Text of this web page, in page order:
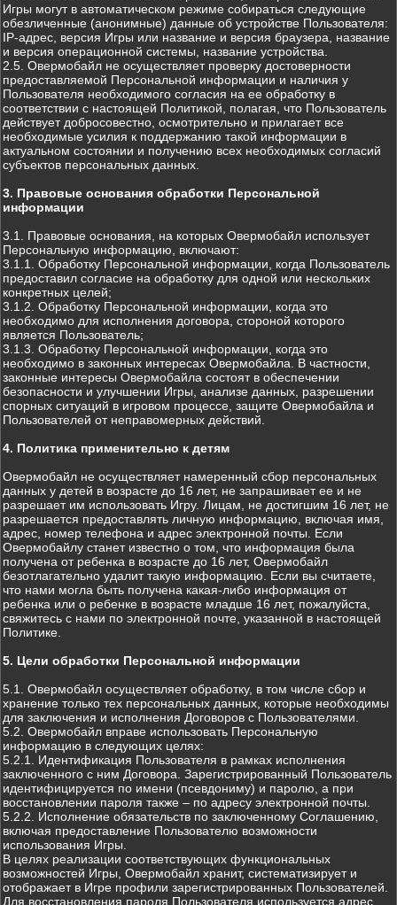
Игры могут в автоматическом режиме собираться следующие
обезличенные (анонимные) данные об устройстве Пользователя:
IP-адрес, версия Игры или название и версия браузера, название
и версия операционной системы, название устройства.
2.5. Овермобайл не осуществляет проверку достоверности
предоставляемой Персональной информации и наличия у
Пользователя необходимого согласия на ее обработку в
соответствии с настоящей Политикой, полагая, что Пользователь
действует добросовестно, осмотрительно и прилагает все
необходимые усилия к поддержанию такой информации в
актуальном состоянии и получению всех необходимых согласий
субъектов персональных данных.
3. Правовые основания обработки Персональной
информации
3.1. Правовые основания, на которых Овермобайл использует
Персональную информацию, включают:
3.1.1. Обработку Персональной информации, когда Пользователь
предоставил согласие на обработку для одной или нескольких
конкретных целей;
3.1.2. Обработку Персональной информации, когда это
необходимо для исполнения договора, стороной которого
является Пользователь;
3.1.3. Обработку Персональной информации, когда это
необходимо в законных интересах Овермобайла. В частности,
законные интересы Овермобайла состоят в обеспечении
безопасности и улучшении Игры, анализе данных, разрешении
спорных ситуаций в игровом процессе, защите Овермобайла и
Пользователей от неправомерных действий.
4. Политика применительно к детям
Овермобайл не осуществляет намеренный сбор персональных
данных у детей в возрасте до 16 лет, не запрашивает ее и не
разрешает им использовать Игру. Лицам, не достигшим 16 лет, не
разрешается предоставлять личную информацию, включая имя,
адрес, номер телефона и адрес электронной почты. Если
Овермобайлу станет известно о том, что информация была
получена от ребенка в возрасте до 16 лет, Овермобайл
безотлагательно удалит такую информацию. Если вы считаете,
что нами могла быть получена какая-либо информация от
ребенка или о ребенке в возрасте младше 16 лет, пожалуйста,
свяжитесь с нами по электронной почте, указанной в настоящей
Политике.
5. Цели обработки Персональной информации
5.1. Овермобайл осуществляет обработку, в том числе сбор и
хранение только тех персональных данных, которые необходимы
для заключения и исполнения Договоров с Пользователями.
5.2. Овермобайл вправе использовать Персональную
информацию в следующих целях:
5.2.1. Идентификация Пользователя в рамках исполнения
заключенного с ним Договора. Зарегистрированный Пользователь
идентифицируется по имени (псевдониму) и паролю, а при
восстановлении пароля также – по адресу электронной почты.
5.2.2. Исполнение обязательств по заключенному Соглашению,
включая предоставление Пользователю возможности
использования Игры.
В целях реализации соответствующих функциональных
возможностей Игры, Овермобайл хранит, систематизирует и
отображает в Игре профили зарегистрированных Пользователей.
Для восстановления пароля Пользователя используется адрес